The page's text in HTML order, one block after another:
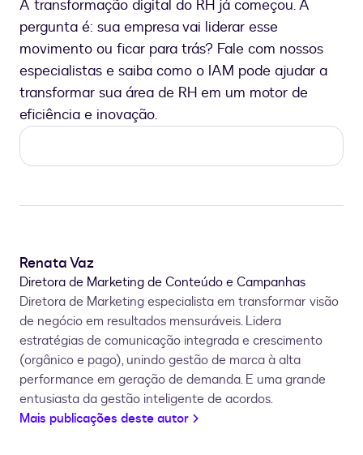
A transformação digital do RH já começou. A
pergunta é: sua empresa vai liderar esse
movimento ou ficar para trás? Fale com nossos
especialistas e saiba como o IAM pode ajudar a
transformar sua área de RH em um motor de
eficiência e inovação.
Renata Vaz
Diretora de Marketing de Conteúdo e Campanhas
Diretora de Marketing especialista em transformar visão
de negócio em resultados mensuráveis. Lidera
estratégias de comunicação integrada e crescimento
(orgânico e pago), unindo gestão de marca à alta
performance em geração de demanda. E uma grande
entusiasta da gestão inteligente de acordos.
Mais publicações deste autor